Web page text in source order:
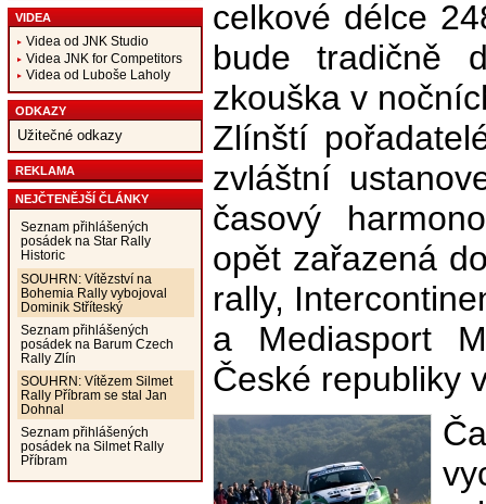
VIDEA
Videa od JNK Studio
Videa JNK for Competitors
Videa od Luboše Laholy
ODKAZY
Užitečné odkazy
REKLAMA
NEJČTENĚJŠÍ ČLÁNKY
Seznam přihlášených
posádek na Star Rally
Historic
SOUHRN: Vítězství na
Bohemia Rally vybojoval
Dominik Stříteský
Seznam přihlášených
posádek na Barum Czech
Rally Zlín
SOUHRN: Vítězem Silmet
Rally Příbram se stal Jan
Dohnal
Seznam přihlášených
posádek na Silmet Rally
Příbram
celkové délce
bude tradičně
zkouška v
Zlínští
zvláštní
časový
opět zařazená
rally,
a Mediasport
České republiky